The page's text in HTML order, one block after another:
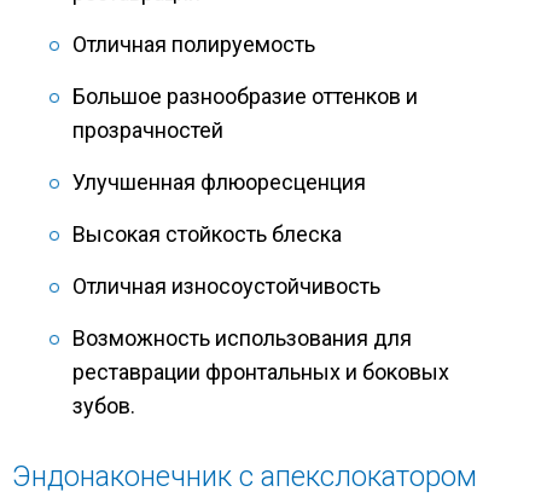
Отличная полируемость
Большое разнообразие оттенков и
прозрачностей
Улучшенная флюоресценция
Высокая стойкость блеска
Отличная износоустойчивость
Возможность использования для
реставрации фронтальных и боковых
зубов.
Эндонаконечник с апекслокатором